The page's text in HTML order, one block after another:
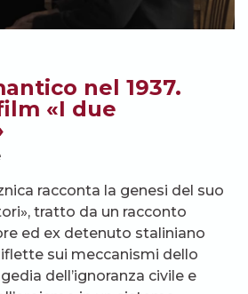
nel 1937.
«I due
racconta la genesi del suo
tratto da un racconto
ed ex detenuto staliniano
sui meccanismi dello
dell’ignoranza civile e